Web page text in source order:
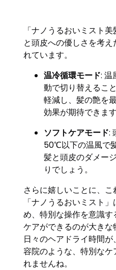
「ナノうるおいミスト
と頭皮への優しさを考
れています。
温冷循環モード: 温
動で切り替えるこ
軽減し、髪の艶を
効果が期待できます
ソフトケアモード:
50℃以下の温風で
髪と頭皮のダメー
りでしょう。
さらに嬉しいことに、
「ナノうるおいミスト
め、特別な操作を意識
ケアができるのが大きな
日々のヘアドライ時間
容院のような、特別な
れませんね。